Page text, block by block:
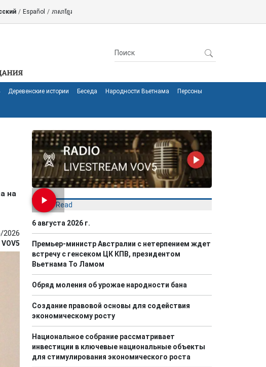
/ Español / ភាសាខ្មែរ
Деревенские истории Беседа Народности Вьетнама Персоны
на
2026
VOV5
Most Read
6 августа 2026 г.
Премьер-министр Австралии с нетерпением ждет
встречу с генсеком ЦК КПВ, президентом
Вьетнама То Ламом
Обряд моления об урожае народности бана
Создание правовой основы для содействия
экономическому росту
Национальное собрание рассматривает
инвестиции в ключевые национальные объекты
для стимулирования экономического роста